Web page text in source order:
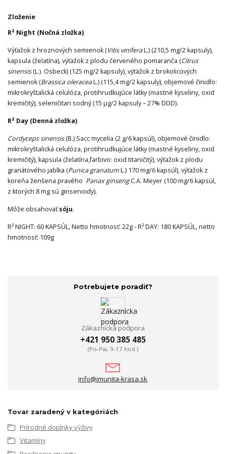
Zloženie
R² Night (Nočná zložka)
Výťažok z hroznových semienok (Vitis viniferaL.) (210,5 mg/2 kapsuly),
kapsula (želatína), výťažok z plodu červeného pomaranča (Citrus
sinensis(L.) Osbeck) (125 mg/2 kapsuly), výťažok z brokolicových
semienok (Brassica oleraceaL.) (115,4 mg/2 kapsuly), objemové činidlo:
mikrokryštalická celulóza, protihrudkujúce látky (mastné kyseliny, oxid
kremičitý), seleničitan sodný (15 μg/2 kapsuly – 27% DDD).
R² Day (Denná zložka)
Cordyceps sinensis(B.) Sacc mycelia (2 g/6 kapsúl), objemové činidlo:
mikrokryštalická celulóza, protihrudkujúce látky (mastné kyseliny, oxid
kremičitý), kapsula (želatína,farbivo: oxid titaničitý), výťažok z plodu
granátového jablka (Punica granatumL.) 170 mg/6 kapsúl), výťažok z
koreňa ženšena pravého Panax ginsengC.A. Meyer (100 mg/6 kapsúl,
z ktorých 8 mg sú ginsenoidy).
Môže obsahovaťsóju.
R² NIGHT: 60 KAPSÚL, Netto hmotnosť: 22g - R² DAY: 180 KAPSÚL, netto
hmotnosť: 109g
Potrebujete poradiť?
Zákaznícka podpora
+421 950 385 485
(Po-Pia, 9-17 hod.)
info@imunita-krasa.sk
Tovar zaradený v kategóriách
Prírodné doplnky výživy
Vitamíny